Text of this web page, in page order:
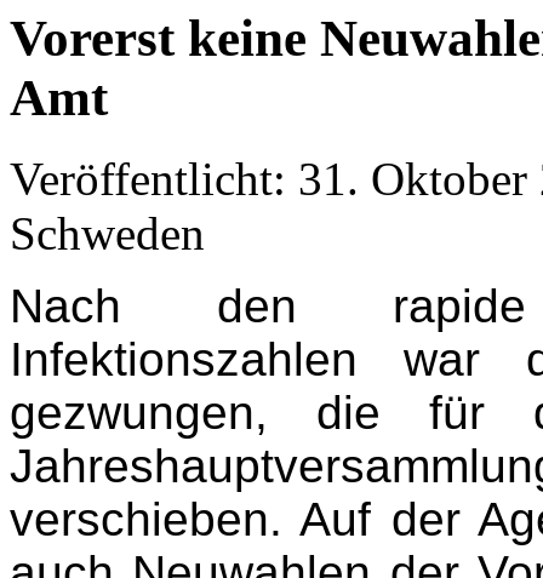
Vorerst keine
Amt
Veröffentlicht: 31. Oktober
Schweden
Nach den rapide
Infektionszahlen war
gezwungen, die für
verschieben. Auf der